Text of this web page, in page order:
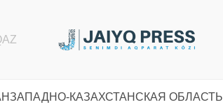
ЗАПАДНО-КАЗАХСТАНСКАЯ ОБЛАСТЬ